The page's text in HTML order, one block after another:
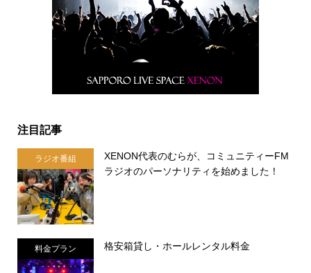
注目記事
ラジオ番組
XENON代表のむらが、コミュニティーFM
ラジオのパーソナリティを始めました！
料金プラン 格安箱貸し・ホールレンタル料金